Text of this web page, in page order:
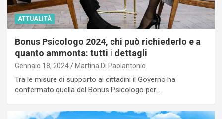
ATTUALITÀ
Bonus Psicologo 2024, chi può richiederlo e a
quanto ammonta: tutti i dettagli
Gennaio 18, 2024 Martina Di Paolantonio
Tra le misure di supporto ai cittadini il Governo ha
confermato quella del Bonus Psicologo per…